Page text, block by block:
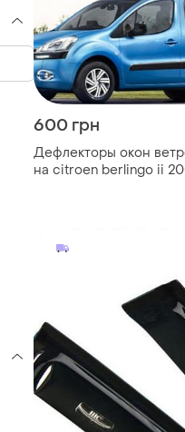
600 грн
Дефлекторы окон
на citroen berlingo ii